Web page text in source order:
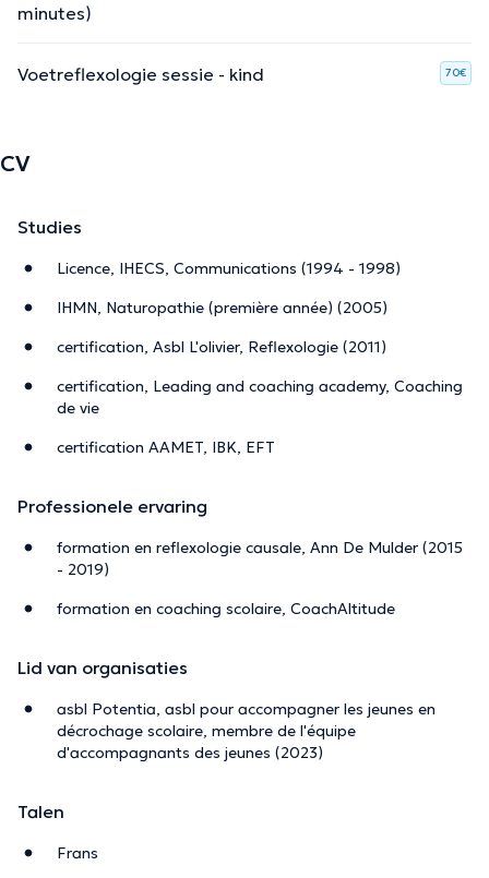
minutes)
Voetreflexologie sessie - kind 70€
CV
Studies
Licence, IHECS, Communications (1994 - 1998)
IHMN, Naturopathie (première année) (2005)
certification, Asbl L'olivier, Reflexologie (2011)
certification, Leading and coaching academy, Coaching
de vie
certification AAMET, IBK, EFT
Professionele ervaring
formation en reflexologie causale, Ann De Mulder (2015
- 2019)
formation en coaching scolaire, CoachAltitude
Lid van organisaties
asbl Potentia, asbl pour accompagner les jeunes en
décrochage scolaire, membre de l'équipe
d'accompagnants des jeunes (2023)
Talen
Frans